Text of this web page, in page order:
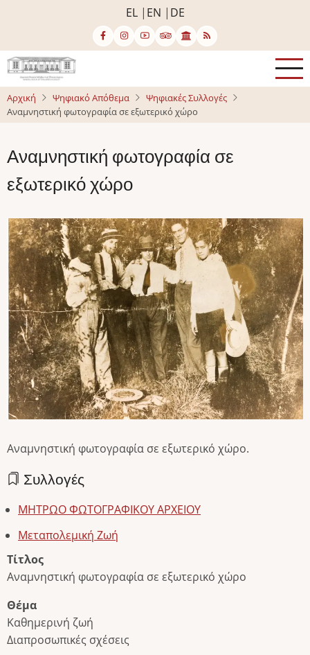
κυρίως
περιεχόμενο
EL EN DE
Αρχική Ψηφιακό Απόθεμα
Ψηφιακές Συλλογές
Αναμνηστική φωτογραφία σε εξωτερικό χώρο
Αναμνηστική φωτογραφία σε
εξωτερικό χώρο
Image
Αναμνηστική φωτογραφία σε εξωτερικό χώρο.
Συλλογές
ΜΗΤΡΩΟ ΦΩΤΟΓΡΑΦΙΚΟΥ ΑΡΧΕΙΟΥ
Μεταπολεμική Ζωή
Τίτλος
Αναμνηστική φωτογραφία σε εξωτερικό χώρο
Θέμα
Καθημερινή ζωή
Διαπροσωπικές σχέσεις